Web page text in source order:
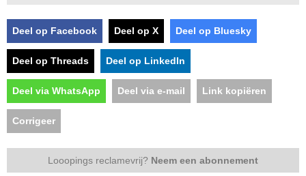
Deel op Facebook Deel op X Deel op Bluesky
Deel op Threads Deel op LinkedIn
Deel via WhatsApp Deel via e-mail Link kopiëren
Corrigeer
Looopings reclamevrij? Neem een abonnement